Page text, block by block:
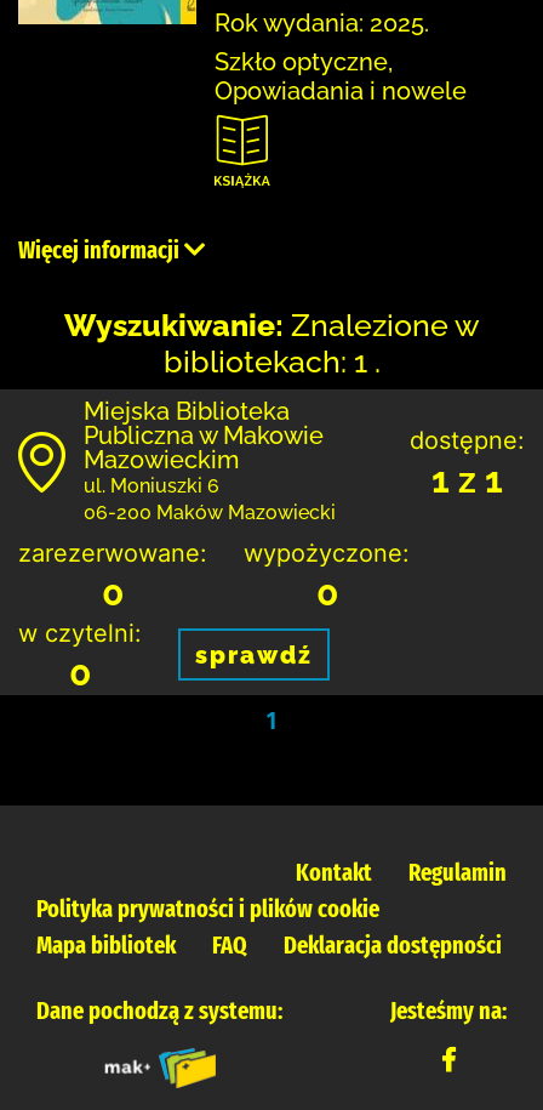
Rok wydania: 2025.
Szkło optyczne,
Opowiadania i nowele
Więcej informacji
Wyszukiwanie: Znalezione w
bibliotekach: 1 .
Miejska Biblioteka
Publiczna w Makowie
Mazowieckim
ul. Moniuszki 6
06-200 Maków Mazowiecki
dostępne:
1 z 1
zarezerwowane:
0
wypożyczone:
0
w czytelni:
0 sprawdź
1
Kontakt
Regulamin
Polityka prywatności i plików cookie
Mapa bibliotek
FAQ Deklaracja dostępności
Dane pochodzą z systemu: Jesteśmy na: